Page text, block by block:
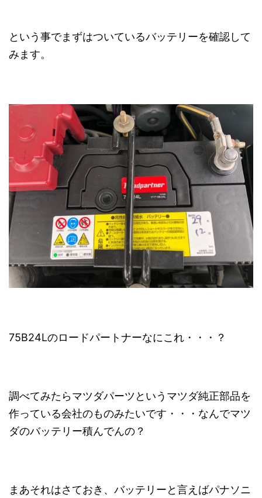
という事でまずはついているバッテリーを確認して
みます。
75B24Lのロードパートナーなにこれ・・・？
調べてみたらマツダパーツというマツダ純正部品を
作っている会社のものみたいです・・・なんでマツ
ダのバッテリー積んでんの？
まあそれはさておき、バッテリーと言えばパナソニ